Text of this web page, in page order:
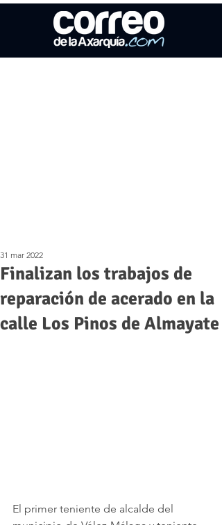
Finalizan los trabajos de
reparación de acerado en la
calle Los Pinos de Almayate
31 mar 2022
El primer teniente de alcalde del